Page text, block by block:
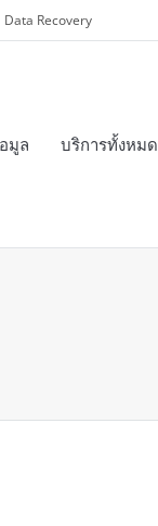
Data Recovery
มูล บริการทั้งหมด